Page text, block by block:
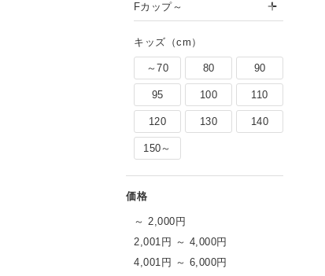
Fカップ～
キッズ（cm）
～70 80 90
95 100 110
120 130 140
150～
～ 2,000円
2,001円 ～ 4,000円
4,001円 ～ 6,000円